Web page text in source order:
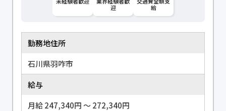
迎
給
勤務地住所
石川県羽咋市
給与
月給 247,340円 〜 272,340円